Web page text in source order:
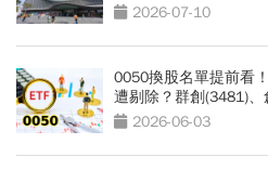
時間總整理
2026-07-10
0050換股名單提前看
遭剔除？群創(3481)
星，會再漲一波？
2026-06-03